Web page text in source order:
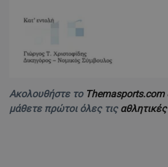
Ακολουθήστε το Themasports.com
μάθετε πρώτοι όλες τις